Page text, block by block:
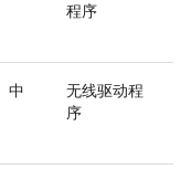
程序
中
无线驱动程
序